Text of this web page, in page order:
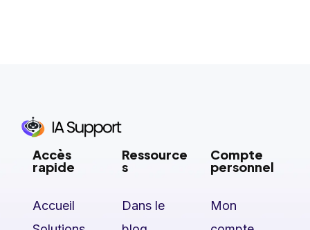
Accès
rapide
Accueil
Ressource
s
Dans le
Compte
personnel
Mon